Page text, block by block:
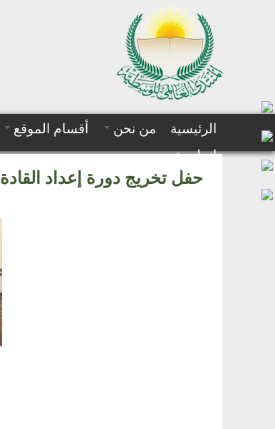
الرئيسية من نحن أقسام الموقع
إنجليزية
حفل تخريج دورة إعداد القادة